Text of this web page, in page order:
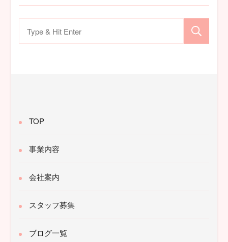
TOP
事業内容
会社案内
スタッフ募集
ブログ一覧